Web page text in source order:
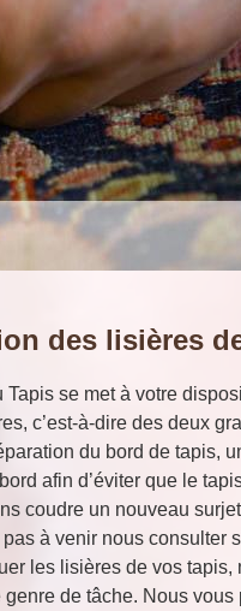
des lisières
Tapis se met à votre
c’est-à-dire des deux
du bord de tapis,
afin d’éviter que le
coudre un nouveau
à venir nous consulter
les lisières de vos tapis,
de tâche. Nous vous